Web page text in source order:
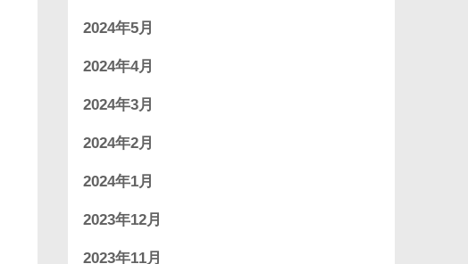
2024年5月
2024年4月
2024年3月
2024年2月
2024年1月
2023年12月
2023年11月